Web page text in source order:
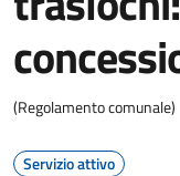
(Regolamento comunale)
Servizio attivo